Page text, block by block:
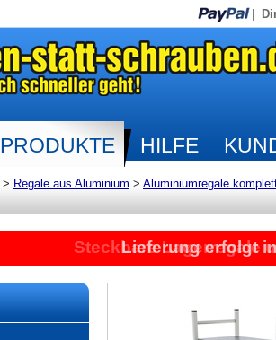
PRODUKTE HILFE
> Regale aus Aluminium > Aluminiumregale
Steckbare Lagerregale
Lieferung erfolgt